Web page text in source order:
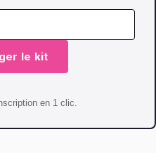
le kit
en 1 clic.